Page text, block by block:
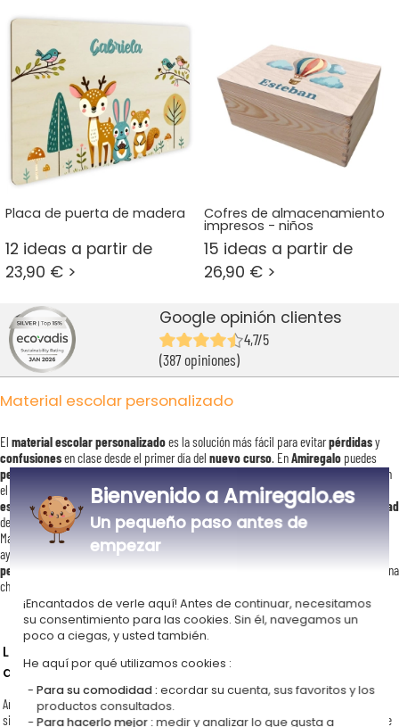
Placa de puerta de madera
12 ideas a partir de
23,90 € >
Cofres de almacenamiento
impresos - niños
15 ideas a partir de
26,90 € >
Google opinión clientes
4,7/5
(387 opiniones)
Material escolar personalizado
El material escolar personalizadoes la solución más fácil para evitarpérdidasy
confusionesen clase desde el primer día del nuevo curso. EnAmiregalo puedes
personalizar
con
el
, unafotoo eldiseñoque más le guste. Todos nuestrosartículos
escolares se personalizan desde 1 unidad, sin pedido mínimo, con unagran variedad
de
modelos,coloresy tamaños disponibles.
Marcar cada producto con el nombre del estudiante
ayuda a
los más pequeñosaidentificar
personalidad
. No es un detalle estético: es lo que separa una
chaqueta recuperada de una chaqueta comprada de nuevo en noviembre.
Los 5 artículos que más se personalizan para la vuelta
al cole
Año tras año, losproductos personalizados
siempre los mismos, y no es casualidad: son los que más se pierden y los que más se
Bienvenido a Amiregalo.es
Un pequeño paso antes de
empezar
¡Encantados de verle aquí! Antes de continuar, necesitamos
su consentimiento para las cookies. Sin él, navegamos un
poco a ciegas, y usted también.
He aquí por qué utilizamos cookies :
Para su comodidad : ecordar su cuenta, sus favoritos y los
productos consultados.
Para hacerlo mejor :medir y analizar lo que gusta a